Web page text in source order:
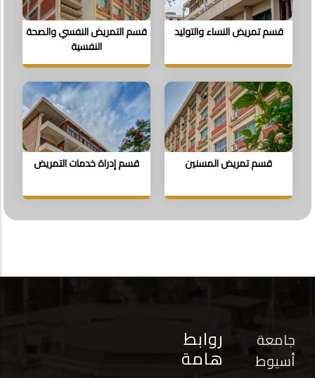
قسم تمريض النساء والتوليد
قسم التمريض النفسي والصحة
النفسية
قسم تمريض المسنين قسم إدراة خدمات التمريض
جامعة
أسيوط
روابط
هامة